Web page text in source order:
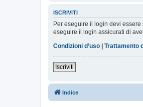
ISCRIVITI
Per eseguire il login devi
eseguire il login assicurati di
Condizioni d’uso
Trattamento
Iscriviti
Indice